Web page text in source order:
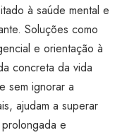
à saúde mental e
Soluções como
e orientação à
concreta da vida
sem ignorar a
ajudam a superar
e